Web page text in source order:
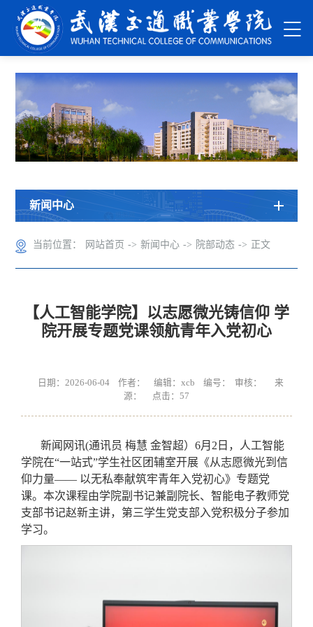
新闻中心
当前位置： 网站首页 -> 新闻中心 -> 院部动态 -> 正文
【人工智能学院】以志愿微光铸信仰 学
院开展专题党课领航青年入党初心
日期：2026-06-04 作者： 编辑：xcb 编号： 审核： 来
源： 点击： 57
新闻网讯(通讯员 梅慧 金智超）6月2日，人工智能
学院在“一站式”学生社区团辅室开展《从志愿微光到信
仰力量—— 以无私奉献筑牢青年入党初心》专题党
课。本次课程由学院副书记兼副院长、智能电子教师党
支部书记赵新主讲，第三学生党支部入党积极分子参加
学习。